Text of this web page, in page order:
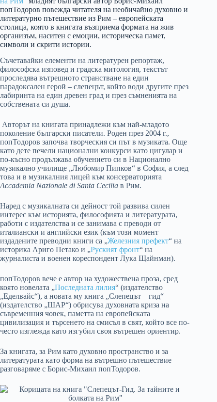
попТодоров повежда читателя на необичайно духовно и
литературно пътешествие из Рим – европейската
столица, която в книгата възприема формата на жив
организъм, наситен с емоции, историческа памет,
символи и скрити истории.
Съчетавайки елементи на литературен репортаж,
философска изповед и градска митология, текстът
проследява вътрешното странстване на един
парадоксален герой – слепецът, който води другите през
лабиринта на един древен град и през съмненията на
собствената си душа.
Авторът на книгата принадлежи към най-младото
поколение български писатели. Роден през 2004 г.,
попТодоров започва творческия си път в музиката. Още
като дете печели национални конкурси като цигулар и
по-късно продължава обучението си в Национално
музикално училище „Любомир Пипков“ в София, а след
това и в музикалния лицей към консерваторията
Accademia Nazionale di Santa Cecilia в Рим.
Наред с музикалната си дейност той развива силен
интерес към историята, философията и литературата,
работи с издателства и се занимава с преводи от
италиански и английски език (към този момент
издадените преводни книги са „Железния префект“ на
историка Ариго Петако и „Руският фронт“ на
журналиста и военен кореспондент Лука Щайнман).
попТодоров вече е автор на художествена проза, сред
която новелата „Последната лилия“ (издателство
„Еделвайс“), а новата му книга „Слепецът – гид“
(издателство „ШАР“) обрисува духовната криза на
съвременния човек, паметта на европейската
цивилизация и търсенето на смисъл в свят, който все по-
често изглежда като изгубил своя вътрешен ориентир.
За книгата, за Рим като духовно пространство и за
литературата като форма на вътрешно пътешествие
разговаряме с Борис-Михаил попТодоров.